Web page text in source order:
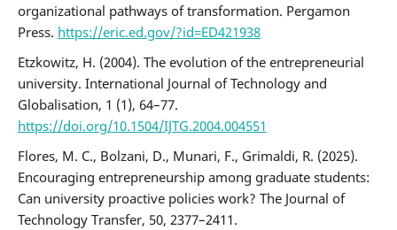
organizational pathways of transformation. Pergamon
Press. https://eric.ed.gov/?id=ED421938
Etzkowitz, H. (2004). The evolution of the entrepreneurial
university. International Journal of Technology and
Globalisation, 1 (1), 64–77.
https://doi.org/10.1504/IJTG.2004.004551
Flores, M. C., Bolzani, D., Munari, F., Grimaldi, R. (2025).
Encouraging entrepreneurship among graduate students:
Can university proactive policies work? The Journal of
Technology Transfer, 50, 2377–2411.